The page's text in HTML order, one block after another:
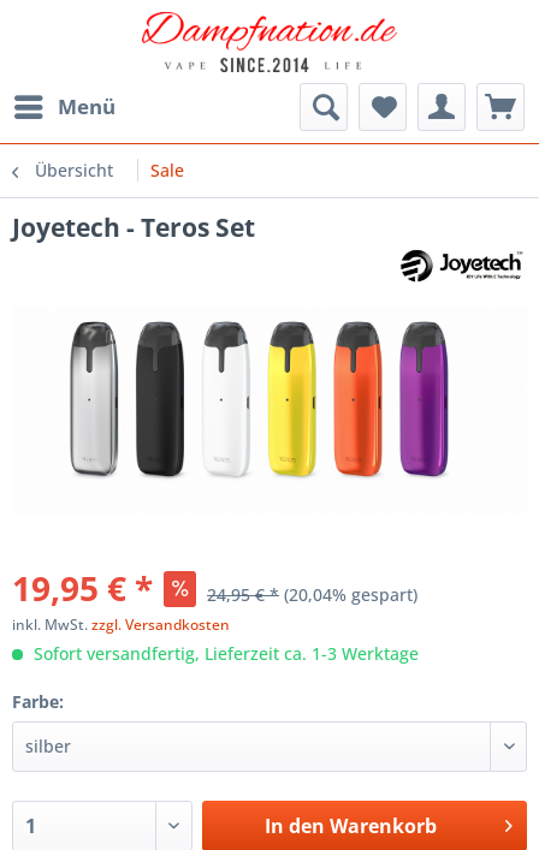
Menü
Übersicht Sale
Joyetech - Teros Set
19,95 € * 24,95 € * (20,04% gespart)
inkl. MwSt.zzgl. Versandkosten
Sofort versandfertig, Lieferzeit ca. 1-3 Werktage
Farbe:
In den Warenkorb